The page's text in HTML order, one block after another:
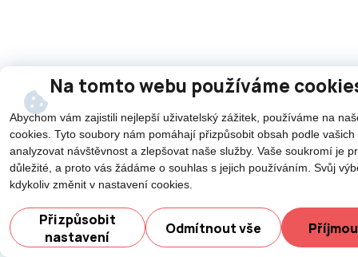
Na tomto webu používáme
Abychom vám zajistili nejlepší uživatelský zážitek, používáme na
cookies. Tyto soubory nám pomáhají přizpůsobit obsah podle
analyzovat návštěvnost a zlepšovat naše služby. Vaše soukromí je
důležité, a proto vás žádáme o souhlas s jejich používáním. Svůj
kdykoliv změnit v nastavení cookies.
Přizpůsobit
nastavení
Odmítnout vše
asistentaChettyho.